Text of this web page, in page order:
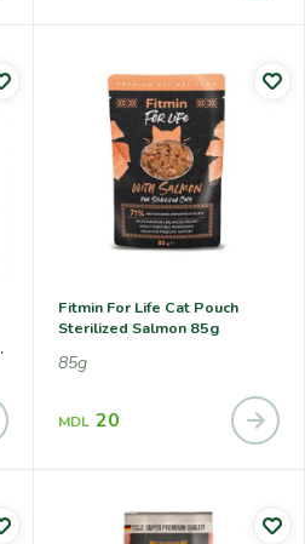
Fitmin For Life Cat Pouch
Sterilized Salmon 85g
85g
MDL 20